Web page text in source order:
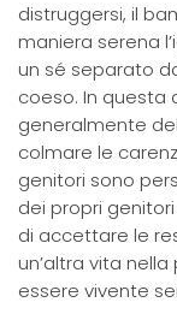
distruggersi, il
maniera serena
un sé separato
coeso. In questa
generalmente
colmare le
genitori sono
dei propri
di accettare le
un’altra vita
essere vivente